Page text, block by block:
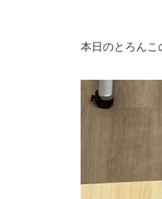
本日のとろんこ